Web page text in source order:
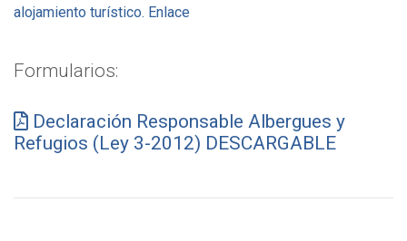
alojamiento turístico. Enlace
Formularios:
Declaración Responsable Albergues y
Refugios (Ley 3-2012) DESCARGABLE